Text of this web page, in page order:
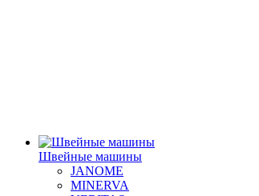
Швейные машины
JANOME
MINERVA